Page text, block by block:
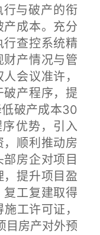
行与破产的衔
成本。充分
行查控系统精
产情况与管
会议准许，
产程序，提
破产成本30
优势，引入
顺利推动房
房企对项目
提升项目盈
工复建取得
工许可证，
目房产对外预